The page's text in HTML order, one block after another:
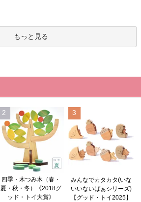
もっと見る
2
四季・木つみ木（春・
夏・秋・冬）《2018グ
ッド・トイ大賞》
3
みんなでカタカタ(いな
いいないばぁシリーズ)
【グッド・トイ2025】